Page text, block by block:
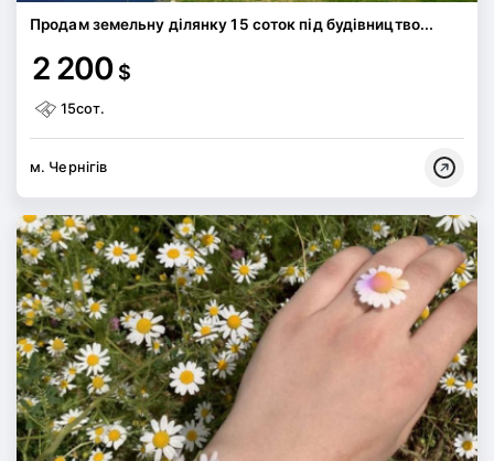
Продам земельну ділянку 15 соток під будівництво...
2 200 $
15сот.
м. Чернігів